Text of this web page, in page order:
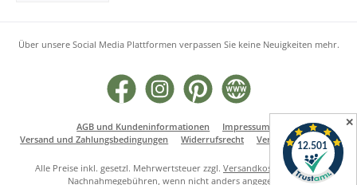
Über unsere Social Media Plattformen verpassen Sie keine Neuigkeiten mehr.
Facebook Instagram Pinterest Website
AGB und Kundeninformationen
Impressum
Versand und Zahlungsbedingungen
Widerrufsrecht Vertrag widerrufen
Alle Preise inkl. gesetzl. Mehrwertsteuer zzgl. Versandkostenund ggf.
Nachnahmegebühren, wenn nicht anders angegeben.
✕